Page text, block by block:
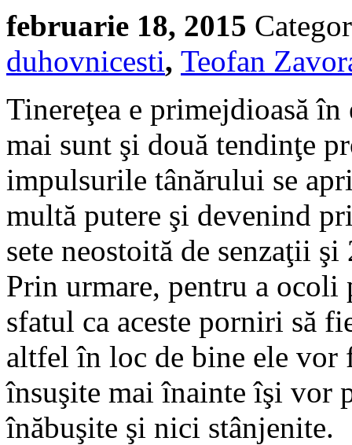
februarie 18, 2015
duhovnicesti, Teofan
Tinereţea e primejdioasă în
mai sunt şi două tendinţe
impulsurile tânărului se
multă putere şi devenind
sete neostoită de senzaţii
Prin urmare, pentru a
sfatul ca aceste porniri să
altfel în loc de bine ele vor
însuşite mai înainte îşi vor
înăbuşite şi nici stânjenite.